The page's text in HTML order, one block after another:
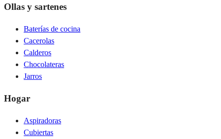
Ollas y sartenes
Baterías de cocina
Cacerolas
Calderos
Chocolateras
Jarros
Hogar
Aspiradoras
Cubiertas